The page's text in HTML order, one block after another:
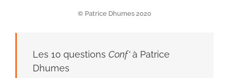
© Patrice Dhumes 2020
Les 10 questions Conf'à Patrice
Dhumes